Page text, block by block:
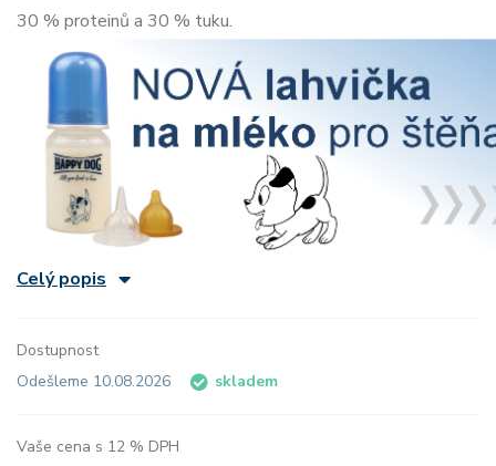
30 % proteinů a 30 % tuku.
Celý popis
Dostupnost
Odešleme 10.08.2026
skladem
Vaše cena s 12 % DPH